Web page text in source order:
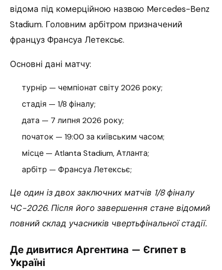
відома під комерційною назвою Mercedes-Benz
Stadium. Головним арбітром призначений
француз Франсуа Летексьє.
Основні дані матчу:
турнір — чемпіонат світу 2026 року;
стадія — 1/8 фіналу;
дата — 7 липня 2026 року;
початок — 19:00 за київським часом;
місце — Atlanta Stadium, Атланта;
арбітр — Франсуа Летексьє;
Це один із двох заключних матчів 1/8 фіналу
ЧС-2026. Після його завершення стане відомий
повний склад учасників чвертьфінальної стадії.
Де дивитися Аргентина — Єгипет в
Україні